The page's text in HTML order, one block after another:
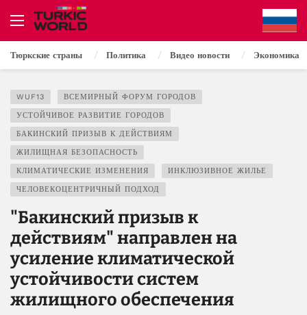
Тюркские страны Политика Видео новости Экономика
WUF13 ВСЕМИРНЫЙ ФОРУМ ГОРОДОВ
УСТОЙЧИВОЕ РАЗВИТИЕ ГОРОДОВ
БАКИНСКИЙ ПРИЗЫВ К ДЕЙСТВИЯМ
ЖИЛИЩНАЯ БЕЗОПАСНОСТЬ
КЛИМАТИЧЕСКИЕ ИЗМЕНЕНИЯ ИНКЛЮЗИВНОЕ ЖИЛЬЕ
ЧЕЛОВЕКОЦЕНТРИЧНЫЙ ПОДХОД
"Бакинский призыв к
действиям" направлен на
усиление климатической
устойчивости систем
жилищного обеспечения